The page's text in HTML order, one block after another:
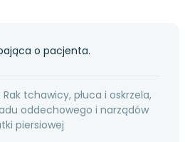
o pacjenta.
tchawicy, płuca i oskrzela,
oddechowego i narządów
piersiowej